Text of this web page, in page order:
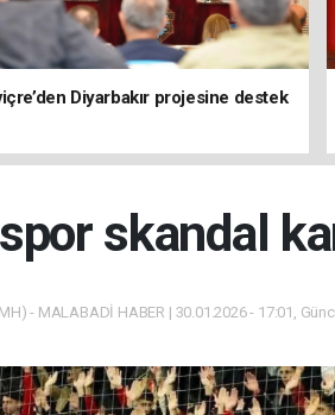
Diyarbakır projesine destek
skandal
- MALABADİ HABER | 30.01.2026 - 17:01,